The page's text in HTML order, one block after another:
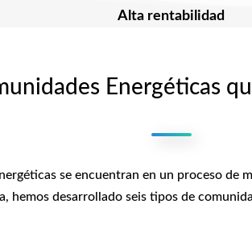
Alta rentabilidad
Energéticas
se encuentran en un proceso de
hemos desarrollado seis tipos de